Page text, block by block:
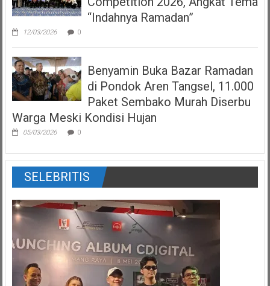
“Indahnya Ramadan”
12/03/2026 0
Benyamin Buka Bazar Ramadan
di Pondok Aren Tangsel, 11.000
Paket Sembako Murah Diserbu
Warga Meski Kondisi Hujan
05/03/2026 0
SELEBRITIS